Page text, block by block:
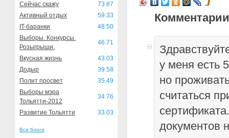
Сейчас скажу
73.87
Активный отдых
59.33
IT-баранки
48.50
Выборы. Конкурсы.
Розыгрыши.
46.71
Вкусная жизнь
43.03
Додыр
39.58
Полит просвет
35.49
Выборы мэра
Тольятти-2012
34.76
Развитие Тольятти 33.03
Все блоги
у меня есть
но
считаться
документов